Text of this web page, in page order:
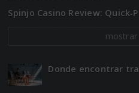
Spinjo Casino Review:
Donde encontrar